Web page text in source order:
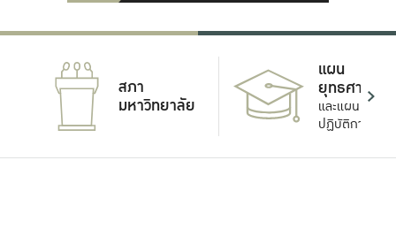
สภา
มหาวิทยาลัย
แผน
ยุทธศาสตร์
และแผน
ปฏิบัติการ